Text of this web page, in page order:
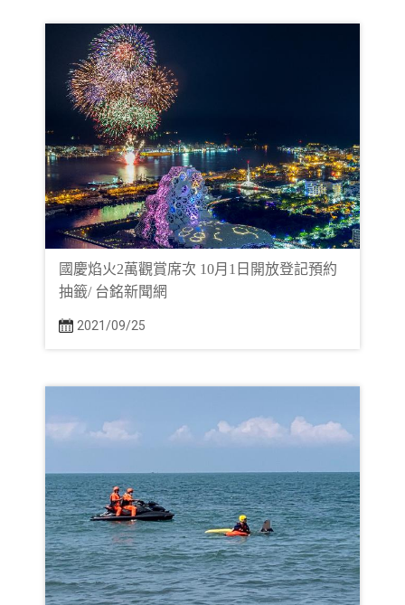
國慶焰火2萬觀賞席次 10月1日開放登記預約
抽籤/ 台銘新聞網
2021/09/25